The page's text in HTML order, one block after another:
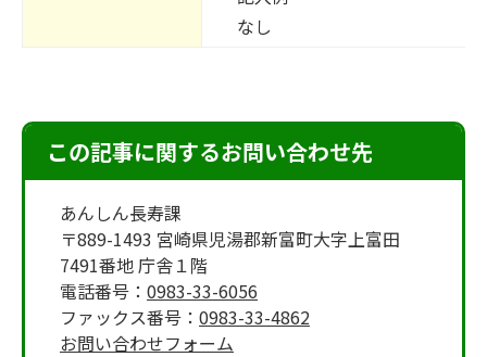
なし
この記事に関するお問い合わせ先
あんしん長寿課
〒889-1493 宮崎県児湯郡新富町大字上富田
7491番地 庁舎１階
電話番号： 0983-33-6056
ファックス番号： 0983-33-4862
お問い合わせフォーム